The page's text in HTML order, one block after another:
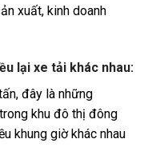
xuất, kinh doanh
lại xe tải khác nhau:
đây là những
khu đô thị đông
khung giờ khác nhau